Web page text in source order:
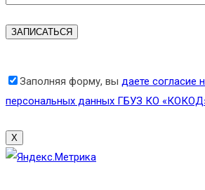
Заполняя форму, вы даете согласие
персональных данных ГБУЗ КО
X